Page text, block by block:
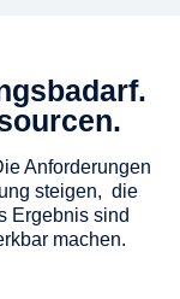
Anforderungen
steigen, die
Ergebnis sind
machen.